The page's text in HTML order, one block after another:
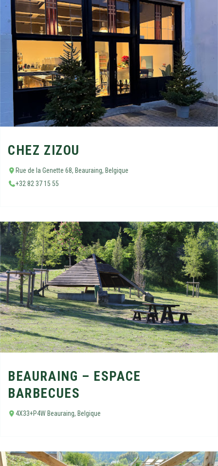
CHEZ ZIZOU
Rue de la Genette 68, Beauraing, Belgique
+32 82 37 15 55
BEAURAING – ESPACE
BARBECUES
4X33+P4W Beauraing, Belgique